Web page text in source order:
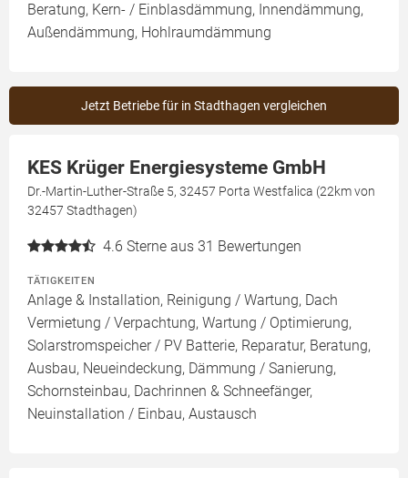
Beratung, Kern- / Einblasdämmung, Innendämmung,
Außendämmung, Hohlraumdämmung
Jetzt Betriebe für in Stadthagen vergleichen
KES Krüger Energiesysteme GmbH
Dr.-Martin-Luther-Straße 5, 32457 Porta Westfalica (22km von
32457 Stadthagen)
4.6 Sterne aus 31 Bewertungen
TÄTIGKEITEN
Anlage & Installation, Reinigung / Wartung, Dach
Vermietung / Verpachtung, Wartung / Optimierung,
Solarstromspeicher / PV Batterie, Reparatur, Beratung,
Ausbau, Neueindeckung, Dämmung / Sanierung,
Schornsteinbau, Dachrinnen & Schneefänger,
Neuinstallation / Einbau, Austausch